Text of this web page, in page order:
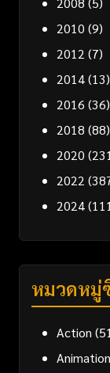
2010 (9)
2012 (7)
2014(13)
2016 (36)
2018 (88)
2020
2022
2024
หมวดหมู่
Action
Animation